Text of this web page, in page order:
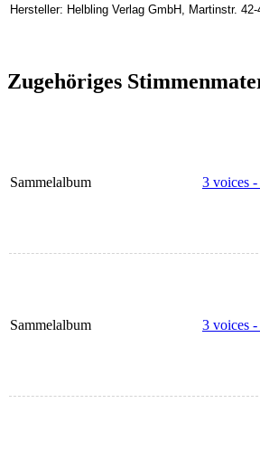
Hersteller: Helbling Verlag GmbH, Martinstr.
Zugehöriges
Sammelalbum 3 voices
Sammelalbum 3 voices